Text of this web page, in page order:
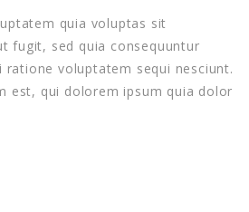
quia voluptas sit
fugit, sed quia consequuntur
ratione voluptatem sequi nesciunt.
est, qui dolorem ipsum quia dolor